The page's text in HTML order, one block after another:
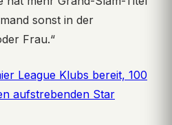
sonst in der
Frau.“
League Klubs bereit, 100
aufstrebenden Star